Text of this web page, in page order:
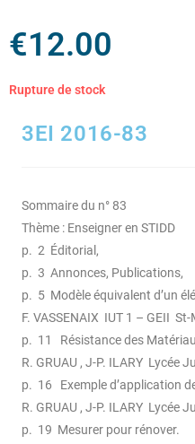
€12.00
Rupture de stock
3EI 2016-83
Sommaire du n° 83
Thème : Enseigner en STIDD
p. 2 Éditorial,
p. 3 Annonces, Publications,
p. 5 Modèle équivalent d’un
F. VASSENAIX IUT 1 – GEII St-
p. 11 Résistance des
R. GRUAU , J-P. ILARY Lycée
p. 16 Exemple d’application
R. GRUAU , J-P. ILARY Lycée
p. 19 Mesurer pour rénover.